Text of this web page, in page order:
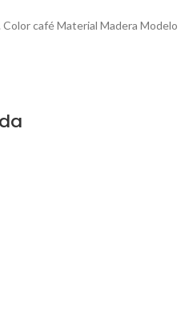
café Material Madera Modelo